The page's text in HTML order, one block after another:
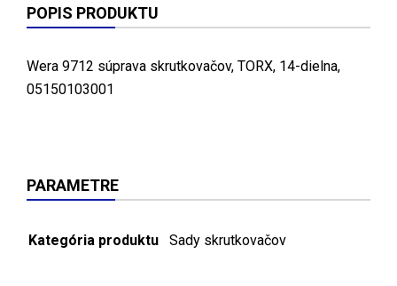
POPIS PRODUKTU
Wera 9712 súprava skrutkovačov, TORX, 14-dielna,
05150103001
PARAMETRE
Kategória produktu Sady skrutkovačov